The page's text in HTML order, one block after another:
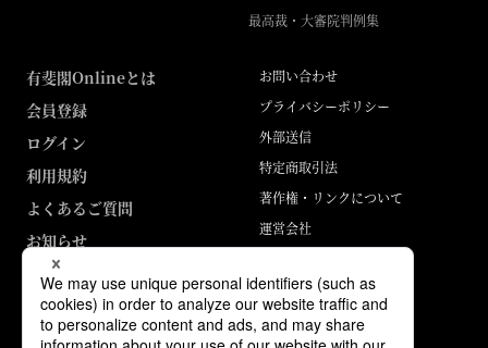
最高裁・大審院判例集
有斐閣Onlineとは
会員登録
ログイン
利用規約
よくあるご質問
お知らせ
お問い合わせ
プライバシーポリシー
外部送信
特定商取引法
著作権・リンクについて
運営会社